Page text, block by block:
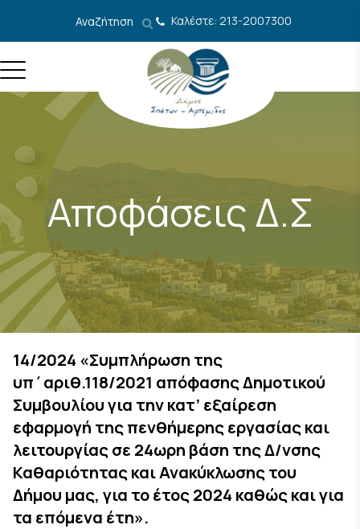
Αναζήτηση Καλέστε: 213-2007300
Αποφάσεις Δ.Σ
14/2024 «Συμπλήρωση της
υπ΄αριθ.118/2021 απόφασης Δημοτικού
Συμβουλίου για την κατ’ εξαίρεση
εφαρμογή της πενθήμερης εργασίας και
λειτουργίας σε 24ωρη βάση της Δ/νσης
Καθαριότητας και Ανακύκλωσης του
Δήμου μας, για το έτος 2024 καθώς και για
τα επόμενα έτη».